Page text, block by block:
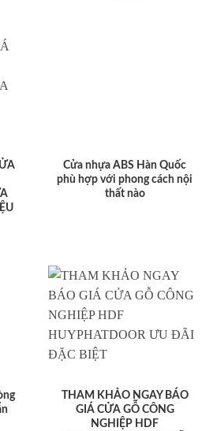
Cửa nhựa ABS Hàn Quốc
phù hợp với phong cách nội
thất nào
THAM KHẢO NGAY BÁO
GIÁ CỬA GỖ CÔNG
NGHIỆP HDF